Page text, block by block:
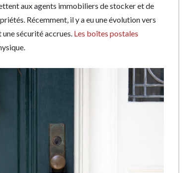
aux agents immobiliers de stocker et de
Récemment, il y a eu une évolution vers
sécurité accrues. Les boîtes postales